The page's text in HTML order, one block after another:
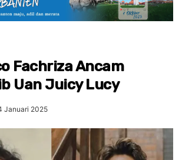
Fachriza Ancam
Uan Juicy Lucy
Januari 2025